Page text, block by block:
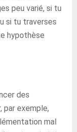
peu varié, si tu
si tu traverses
hypothèse
des
par exemple,
mal